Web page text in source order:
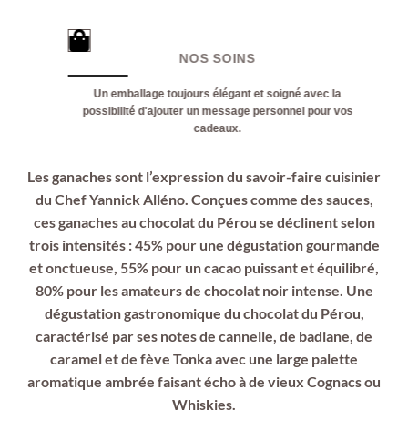
NOS SOINS
Un emballage toujours élégant et soigné avec la
possibilité d'ajouter un message personnel pour vos
cadeaux.
Les ganaches sont l’expression du savoir-faire cuisinier
du Chef Yannick Alléno. Conçues comme des sauces,
ces ganaches au chocolat du Pérou se déclinent selon
trois intensités : 45% pour une dégustation gourmande
et onctueuse, 55% pour un cacao puissant et équilibré,
80% pour les amateurs de chocolat noir intense. Une
dégustation gastronomique du chocolat du Pérou,
caractérisé par ses notes de cannelle, de badiane, de
caramel et de fève Tonka avec une large palette
aromatique ambrée faisant écho à de vieux Cognacs ou
Whiskies.